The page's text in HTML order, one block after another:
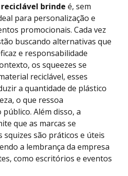
brinde é, sem
para personalização e
promocionais. Cada vez
buscando alternativas que
e responsabilidade
os squeezes se
reciclável, esses
a quantidade de plástico
o que ressoa
Além disso, a
que as marcas se
squizes são práticos e úteis
a lembrança da empresa
como escritórios e eventos